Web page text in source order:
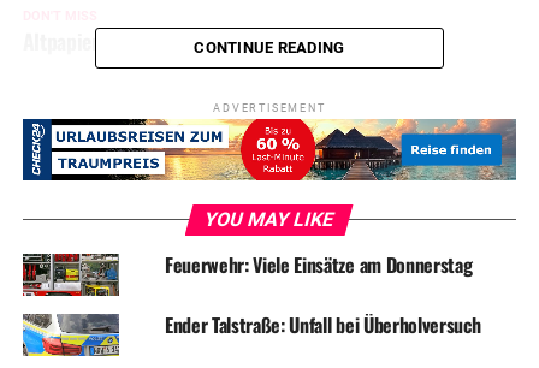
Altpapiercontainer brannte in der Bahnhofstraße
CONTINUE READING
ADVERTISEMENT
YOU MAY LIKE
Feuerwehr: Viele Einsätze am Donnerstag
Ender Talstraße: Unfall bei Überholversuch